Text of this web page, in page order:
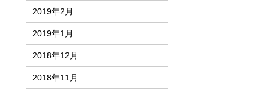
2019年2月
2019年1月
2018年12月
2018年11月